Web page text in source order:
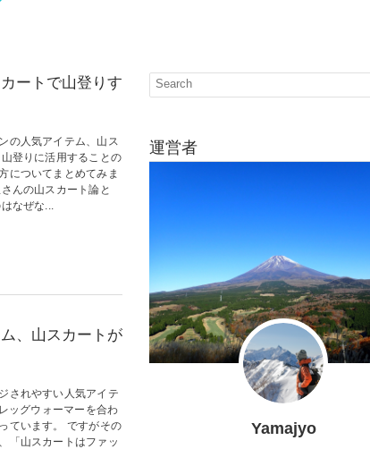
ートで山登りす
の人気アイテム、山ス
登りに活用することの
についてまとめてみま
んの山スカート論と
なぜな...
、山スカートが
されやすい人気アイテ
ッグウォーマーを合わ
ています。 ですがその
「山スカートはファッ
運営者
Yamajyo